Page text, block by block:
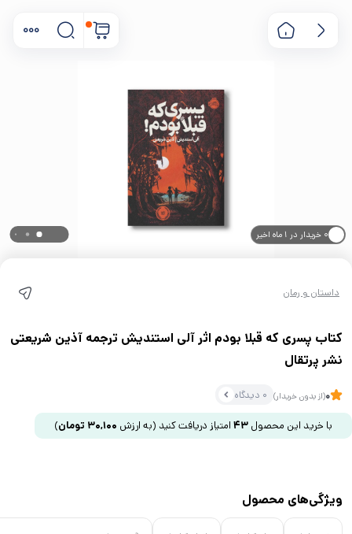
۰ خریدار در ۱ ماه اخیر
داستان و رمان
کتاب پسری که قبلا بودم اثر آلی استندیش ترجمه آذین شریعتی
نشر پرتقال
0(از بدون خریدار) 0 دیدگاه
با خرید این محصول 43 امتیاز دریافت کنید (به ارزش 30,100 تومان)
ویژگی‌های محصول